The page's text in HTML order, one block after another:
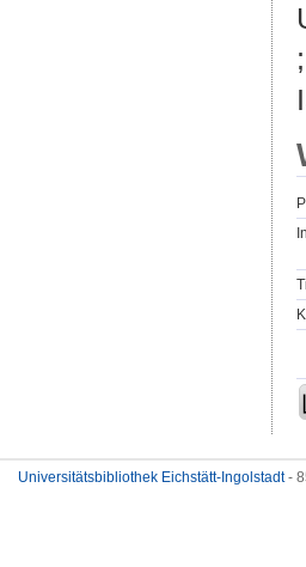
Universitätsbibliothek Eichstätt-Ingolstadt-